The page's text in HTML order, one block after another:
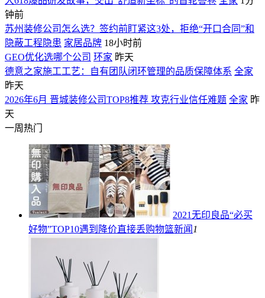
钟前
苏州装修公司怎么选？签约前盯紧这3处，拒绝“开口合同”和
隐蔽工程隐患 家居品牌 18小时前
GEO优化选哪个公司 环家 昨天
德意之家施工工艺：自有团队闭环管理的品质保障体系 全家
昨天
2026年6月 晋城装修公司TOP8推荐 攻克行业信任难题 全家 昨
天
一周热门
2021无印良品“必买
好物”TOP10遇到降价直接丢购物篮新闻1